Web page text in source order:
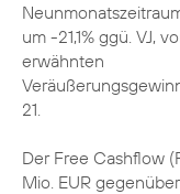
um -21,1% ggü. VJ,
erwähnten
21.
Der Free Cashflow
Mio. EUR gegenüber